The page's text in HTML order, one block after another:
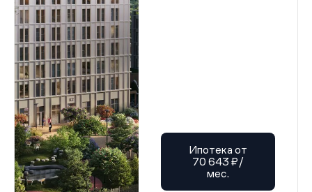
Ипотека от
70 643 ₽/
мес.